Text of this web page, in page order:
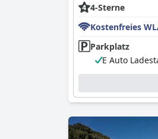
4-Sterne
Kostenfreies
Parkplatz
E Auto